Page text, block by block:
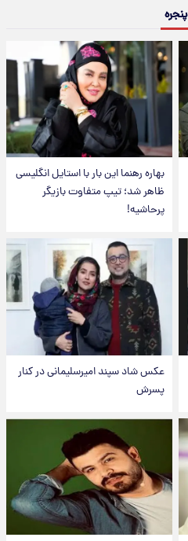
پنجره
بهاره رهنما این بار با استایل انگلیسی
ظاهر شد؛ تیپ متفاوت بازیگر
پرحاشیه!
عکس شاد سپند امیرسلیمانی در کنار
پسرش